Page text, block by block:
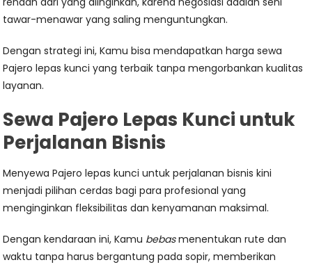
tawar-menawar yang saling menguntungkan.
Dengan strategi ini, Kamu bisa mendapatkan harga sewa
Pajero lepas kunci yang terbaik tanpa mengorbankan kualitas
layanan.
Sewa Pajero Lepas Kunci untuk
Perjalanan Bisnis
Menyewa Pajero lepas kunci untuk perjalanan bisnis kini
menjadi pilihan cerdas bagi para profesional yang
menginginkan fleksibilitas dan kenyamanan maksimal.
Dengan kendaraan ini, Kamu bebasmenentukan rute dan
waktu tanpa harus bergantung pada sopir, memberikan